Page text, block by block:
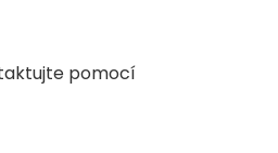
pomocí